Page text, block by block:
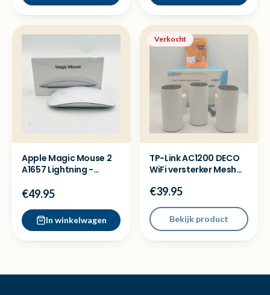
Apple Magic Mouse 2
A1657 Lightning -
€49.95
In winkelwagen
Verkocht
TP-Link AC1200 DECO
WiFi versterker Mesh
€39.95
Bekijk product